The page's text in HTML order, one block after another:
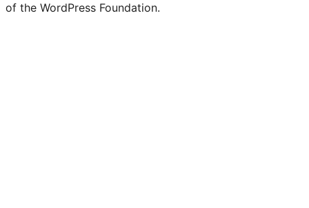
of the WordPress Foundation.